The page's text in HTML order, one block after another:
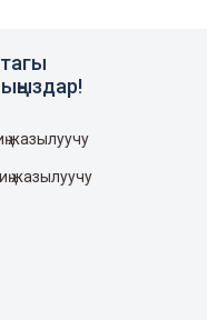
жазылуучу
жазылуучу